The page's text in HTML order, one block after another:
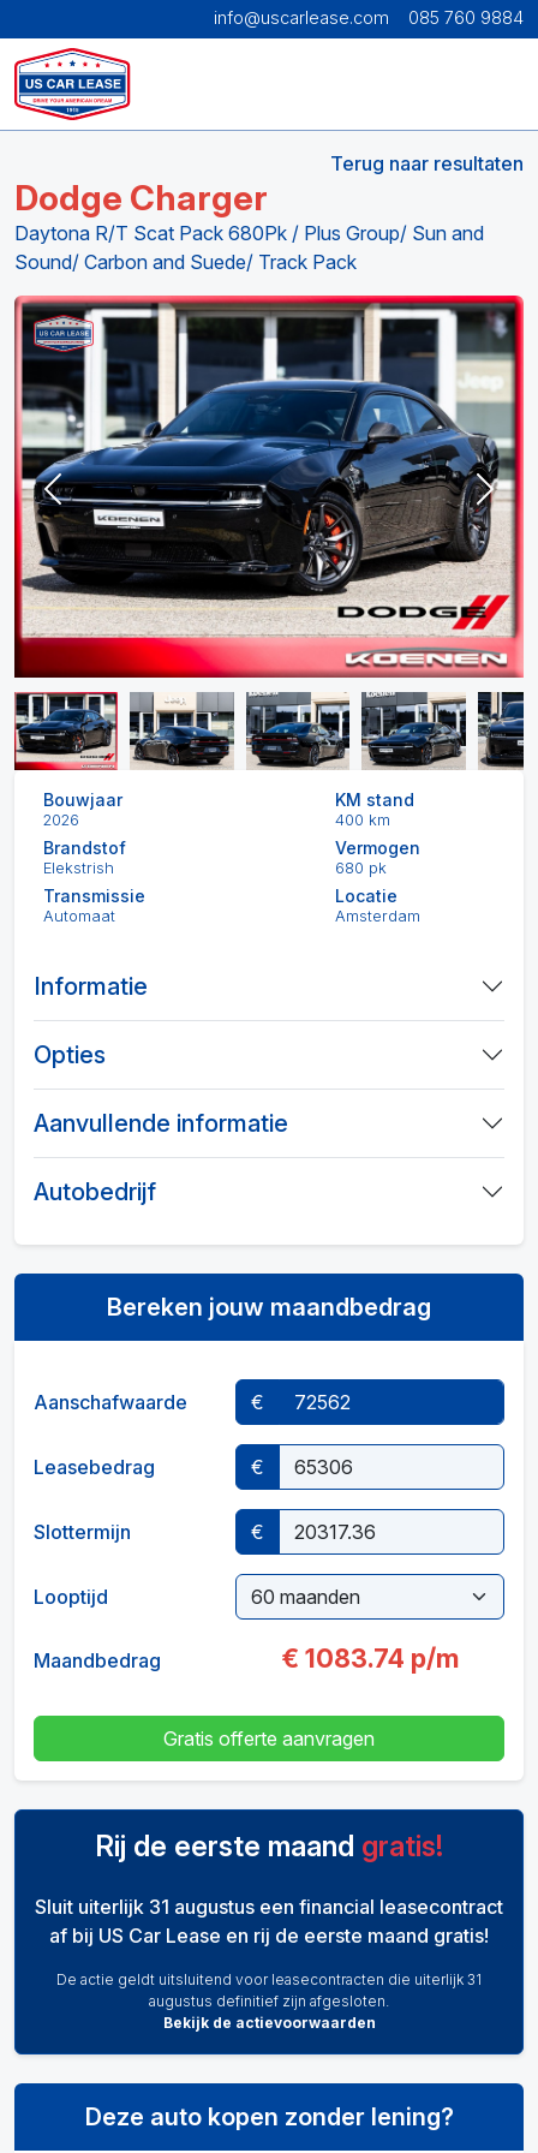
info@uscarlease.com 085 760 9884
Terug naar resultaten
Dodge Charger
Daytona R/T Scat Pack 680Pk / Plus Group/ Sun and
Sound/ Carbon and Suede/ Track Pack
Previous Next
Bouwjaar
2026
KM stand
400 km
Brandstof
Elekstrish
Vermogen
680 pk
Transmissie
Automaat
Locatie
Amsterdam
Informatie
Opties
Aanvullende informatie
Autobedrijf
Bereken jouw maandbedrag
Aanschafwaarde €
Leasebedrag €
Slottermijn €
Looptijd
Maandbedrag € 1083.74 p/m
Gratis offerte aanvragen
Rij de eerste maand gratis!
Sluit uiterlijk 31 augustus een financial leasecontract
af bij US Car Lease en rij de eerste maand gratis!
De actie geldt uitsluitend voor leasecontracten die uiterlijk 31
augustus definitief zijn afgesloten.
Bekijk de actievoorwaarden
Deze auto kopen zonder lening?